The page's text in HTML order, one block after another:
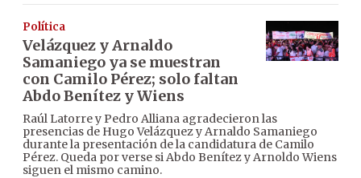
Política
Velázquez y Arnaldo
Samaniego ya se muestran
con Camilo Pérez; solo faltan
Abdo Benítez y Wiens
Raúl Latorre y Pedro Alliana agradecieron las
presencias de Hugo Velázquez y Arnaldo Samaniego
durante la presentación de la candidatura de Camilo
Pérez. Queda por verse si Abdo Benítez y Arnoldo Wiens
siguen el mismo camino.